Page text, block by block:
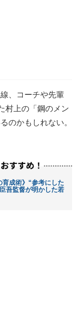
、コーチや先輩
村上の「鋼のメン
のかもしれない。
育成術》“参考にした
吾監督が明かした若